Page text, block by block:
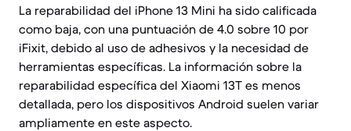
La reparabilidad del iPhone 13 Mini ha sido calificada
como baja, con una puntuación de 4.0 sobre 10 por
iFixit, debido al uso de adhesivos y la necesidad de
herramientas específicas. La información sobre la
reparabilidad específica del Xiaomi 13T es menos
detallada, pero los dispositivos Android suelen variar
ampliamente en este aspecto.